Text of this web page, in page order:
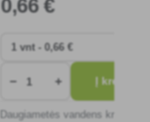
0,66 €
− + Į krepšelį
Daugiametės vandens kruopos,